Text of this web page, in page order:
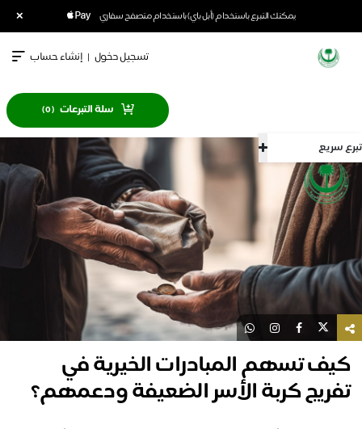
يمكنك التبرع باستخدام (أبل باي) باستخدام متصفح سفاري
تسجيل دخول | إنشاء حساب
سلة التبرعات (
0
)
تسهم المبادرات الخيرية في
كربة الأسر الضعيفة ودعمهم؟